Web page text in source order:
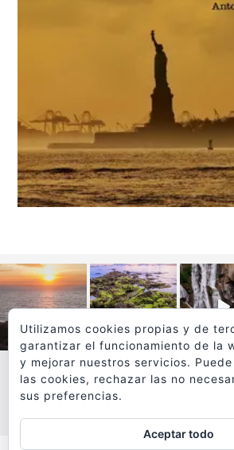
VER MÁS
Utilizamos cookies propias y de
garantizar el funcionamiento de la
y mejorar nuestros servicios.
las cookies, rechazar las no
sus preferencias.
Aceptar todo